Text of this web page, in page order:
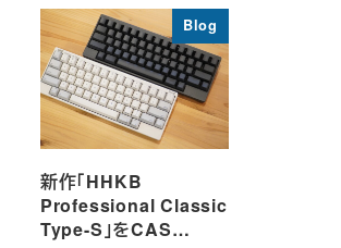
Blog
新作「HHKB
Professional Classic
Type-S」をCAS…